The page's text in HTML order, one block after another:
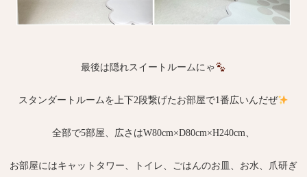
最後は隠れスイートルームにゃ
スタンダートルームを上下2段繋げたお部屋で1番広いんだぜ
全部で5部屋、広さはW80cm×D80cm×H240cm、
お部屋にはキャットタワー、トイレ、ごはんのお皿、お水、爪研ぎ